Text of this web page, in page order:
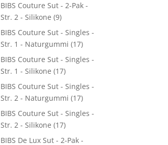
BIBS Couture Sut - 2-Pak -
Str. 2 - Silikone (9)
BIBS Couture Sut - Singles -
Str. 1 - Naturgummi (17)
BIBS Couture Sut - Singles -
Str. 1 - Silikone (17)
BIBS Couture Sut - Singles -
Str. 2 - Naturgummi (17)
BIBS Couture Sut - Singles -
Str. 2 - Silikone (17)
BIBS De Lux Sut - 2-Pak -